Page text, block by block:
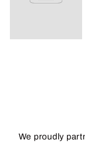
We proudly